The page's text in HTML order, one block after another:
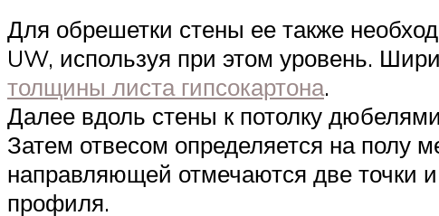
Для обрешетки стены ее также
UW, используя при этом уровень.
толщины листа гипсокартона.
Далее вдоль стены к потолку
Затем отвесом определяется на полу
направляющей отмечаются две точки
профиля.